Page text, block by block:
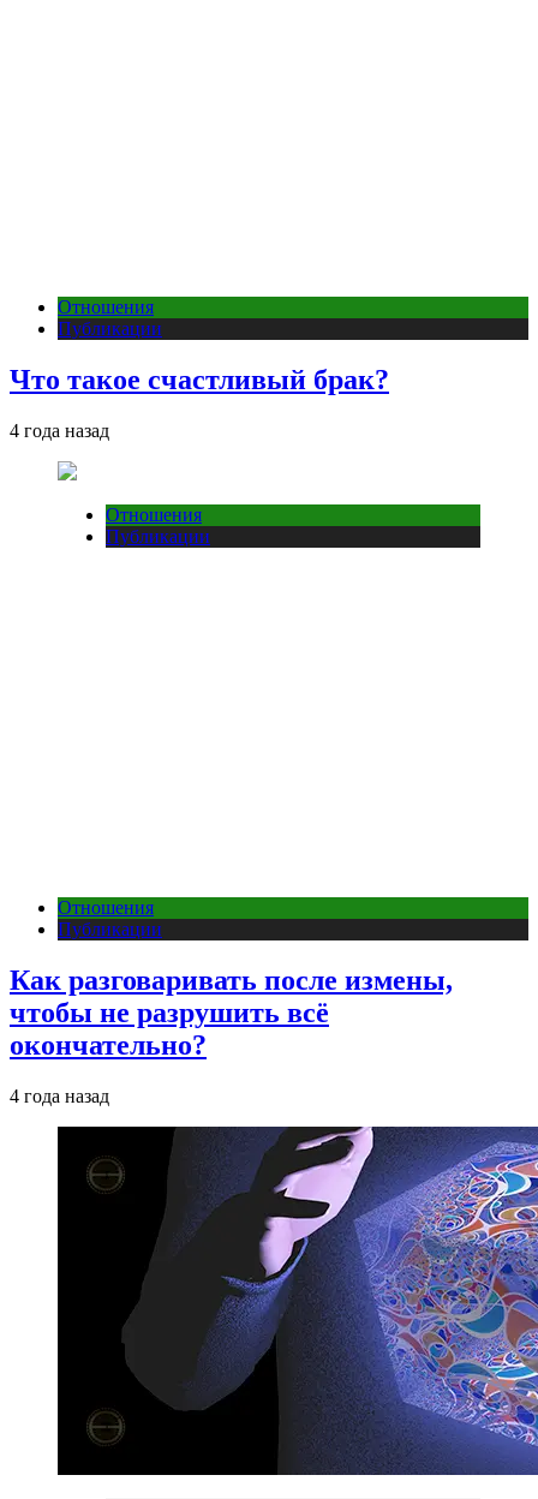
Отношения
Публикации
Что такое счастливый брак?
4 года назад
Отношения
Публикации
Отношения
Публикации
Как разговаривать после измены,
чтобы не разрушить всё
окончательно?
4 года назад